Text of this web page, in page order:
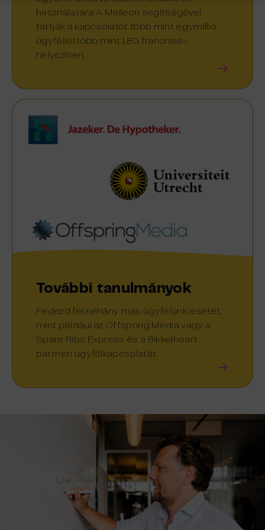
használatára. A Maileon segítségével
tartják a kapcsolatot több mint egymillió
ügyféllel több mint 180 franchise-
helyszínen.
További tanulmányok
Fedezd fel néhány más ügyfelünk esetét,
mint például az Offspring Media vagy a
Spare Ribs Express és a Bikkelheart
partneri ügyfélkapcsolatát.